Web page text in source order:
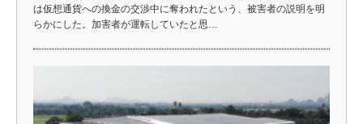
は仮想通貨への換金の交渉中に奪われたという、被害者の説明を明
らかにした。加害者が運転していたと思…